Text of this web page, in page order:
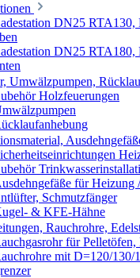
DN25 RTA130,
DN25 RTA180,
Umwälzpumpen,
Holzfeuerungen
für Heizung
Schmutzfänger
& KFE-Hähne
Rauchrohre,
für
mit D=120/130/